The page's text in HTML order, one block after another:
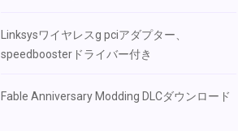
Linksysワイヤレスg pciアダプター、
speedboosterドライバー付き
Fable Anniversary Modding DLC​​ダウンロード